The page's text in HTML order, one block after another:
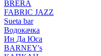
BRERA
FABRIC JAZZ
Sueta bar
Водокачка
Ин Да Юса
BARNEY's